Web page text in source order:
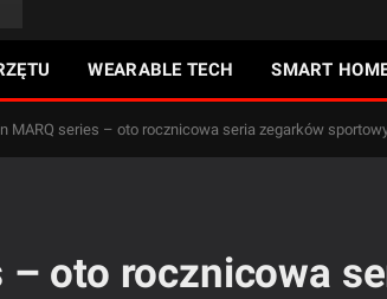
WEARABLE TECH SMART
MARQ series – oto rocznicowa seria zegarków
– oto rocznicowa